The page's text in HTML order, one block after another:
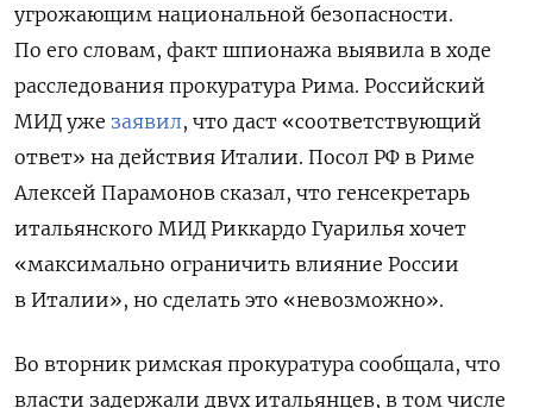
угрожающим национальной безопасности.
По его словам, факт шпионажа выявила в ходе
расследования прокуратура Рима. Российский
МИД уже заявил, что даст «соответствующий
ответ» на действия Италии. Посол РФ в Риме
Алексей Парамонов сказал, что генсекретарь
итальянского МИД Риккардо Гуарилья хочет
«максимально ограничить влияние России
в Италии», но сделать это «невозможно».
Во вторник римская прокуратура сообщала, что
власти задержали двух итальянцев, в том числе